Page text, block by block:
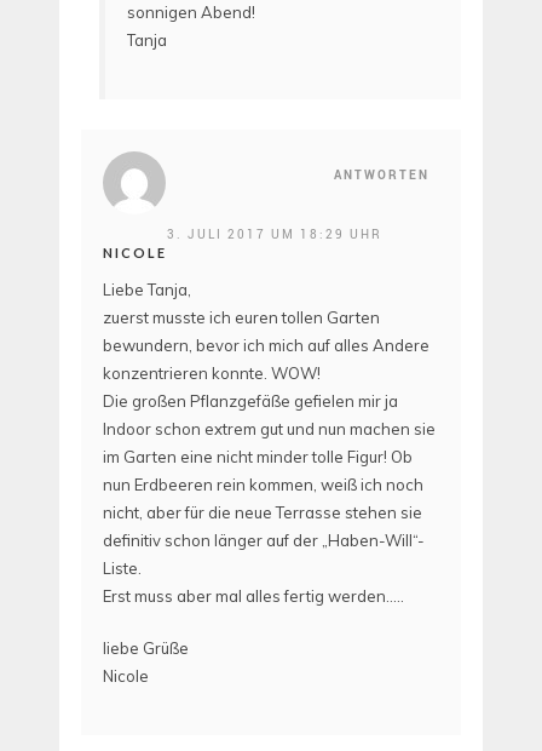
sonnigen Abend!
Tanja
ANTWORTEN
NICOLE
3. JULI 2017 UM 18:29 UHR
Liebe Tanja,
zuerst musste ich euren tollen Garten
bewundern, bevor ich mich auf alles Andere
konzentrieren konnte. WOW!
Die großen Pflanzgefäße gefielen mir ja
Indoor schon extrem gut und nun machen sie
im Garten eine nicht minder tolle Figur! Ob
nun Erdbeeren rein kommen, weiß ich noch
nicht, aber für die neue Terrasse stehen sie
definitiv schon länger auf der „Haben-Will“-
Liste.
Erst muss aber mal alles fertig werden…..
liebe Grüße
Nicole